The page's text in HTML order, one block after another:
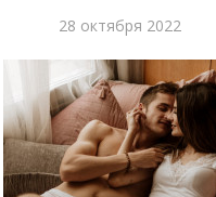
28 октября 2022